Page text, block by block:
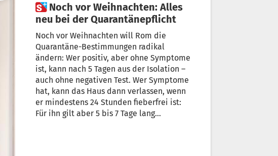
 Noch vor Weihnachten: Alles
neu bei der Quarantänepflicht
Noch vor Weihnachten will Rom die
Quarantäne-Bestimmungen radikal
ändern: Wer positiv, aber ohne Symptome
ist, kann nach 5 Tagen aus der Isolation –
auch ohne negativen Test. Wer Symptome
hat, kann das Haus dann verlassen, wenn
er mindestens 24 Stunden fieberfrei ist:
Für ihn gilt aber 5 bis 7 Tage lang